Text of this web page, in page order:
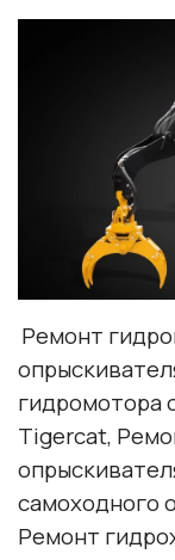
Ремонт
гидромотора
Tigercat,
самоходного
Ремонт